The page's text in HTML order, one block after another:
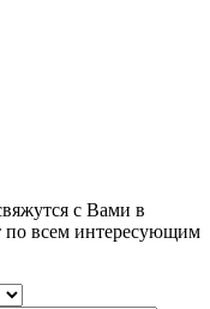
с Вами в
по всем интересующим